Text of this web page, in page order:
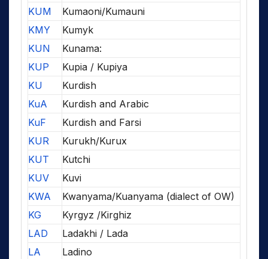
KUM
Kumaoni/Kumauni
KMY
Kumyk
KUN
Kunama:
KUP
Kupia / Kupiya
KU
Kurdish
KuA
Kurdish and Arabic
KuF
Kurdish and Farsi
KUR
Kurukh/Kurux
KUT
Kutchi
KUV
Kuvi
KWA
Kwanyama/Kuanyama (dialect of OW)
KG
Kyrgyz /Kirghiz
LAD
Ladakhi / Lada
LA
Ladino